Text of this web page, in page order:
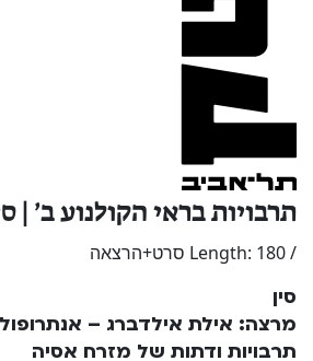
תרבויות בראי הקולנוע ב’ |
/ Length: 180 סרט+הרצאה
סין
מרצה: אילת אילדברג –
תרבויות ודתות של מזרח אסיה